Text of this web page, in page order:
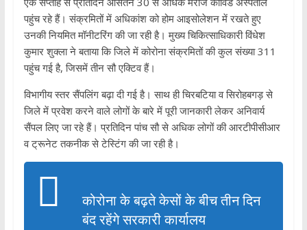
पहुंच रहे हैं। संक्रमितों में अधिकांश को होम आइसोलेशन में रखते हुए
उनकी नियमित मॉनीटरिंग की जा रही है। मुख्य चिकित्साधिकारी विंधेश
कुमार शुक्ला ने बताया कि जिले में कोरोना संक्रमितों की कुल संख्या 311
पहुंच गई है, जिसमें तीन सौ एक्टिव हैं।
विभागीय स्तर सैंपलिंग बढ़ा दी गई है। साथ ही चिरबटिया व सिरोहबगड़ से
जिले में प्रवेश करने वाले लोगों के बारे में पूरी जानकारी लेकर अनिवार्य
सैंपल लिए जा रहे हैं। प्रतिदिन पांच सौ से अधिक लोगों की आरटीपीसीआर
व ट्रूनेट तकनीक से टेस्टिंग की जा रही है।
कोरोना के बढ़ते केसों के बीच तीन दिन
बंद रहेंगे सरकारी कार्यालय